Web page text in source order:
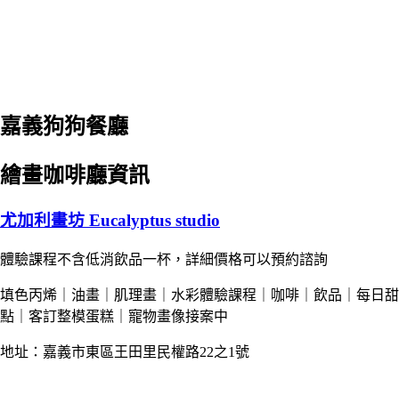
嘉義狗狗餐廳
繪畫咖啡廳資訊
尤加利畫坊 Eucalyptus studio
體驗課程不含低消飲品一杯，詳細價格可以預約諮詢
填色丙烯｜油畫｜肌理畫｜水彩體驗課程｜咖啡｜飲品｜每日甜
點｜客訂整模蛋糕｜寵物畫像接案中
地址：嘉義市東區王田里民權路22之1號